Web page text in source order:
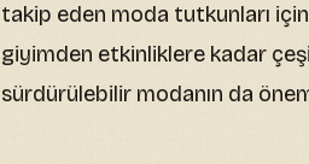
takip eden moda tutkunları
giyimden etkinliklere kadar
sürdürülebilir modanın da